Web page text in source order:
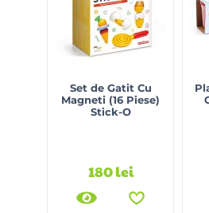
Set de Gatit Cu
Magneti (16 Piese)
Stick-O
180lei